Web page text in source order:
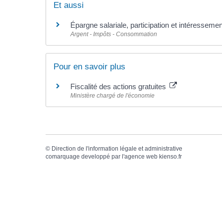
Et aussi
Épargne salariale, participation et
Argent - Impôts - Consommation
Pour en savoir plus
Fiscalité des actions gratuites
Ministère chargé de l'économie
© Direction de l'information légale et administrative
comarquage developpé par l'agence web kienso.fr